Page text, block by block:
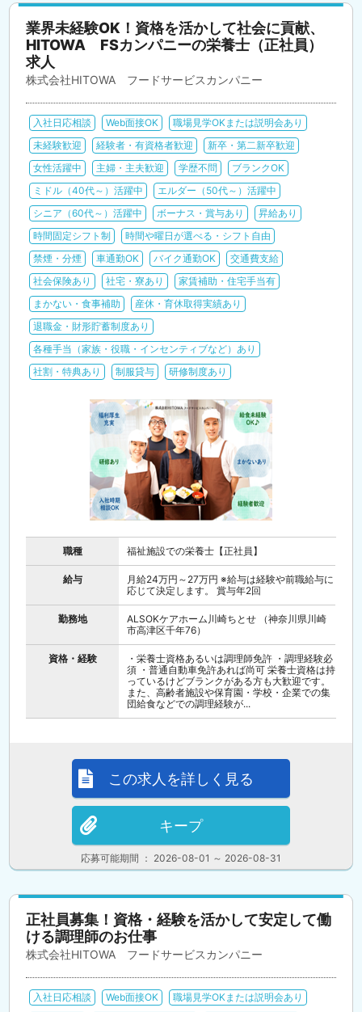
業界未経験OK！資格を活かして社会に貢献、
HITOWA FSカンパニーの栄養士（正社員）
求人
株式会社HITOWA フードサービスカンパニー
入社日応相談 Web面接OK
職場見学OKまたは説明会あり
未経験歓迎
経験者・有資格者歓迎
新卒・第二新卒歓迎
女性活躍中
主婦・主夫歓迎 学歴不問
ブランクOK
ミドル（40代～）活躍中
エルダー（50代～）活躍中
シニア（60代～）活躍中
ボーナス・賞与あり
昇給あり
時間固定シフト制
時間や曜日が選べる・シフト自由
禁煙・分煙
車通勤OK バイク通勤OK
交通費支給
社会保険あり
社宅・寮あり
家賃補助・住宅手当有
まかない・食事補助
産休・育休取得実績あり
退職金・財形貯蓄制度あり
各種手当（家族・役職・インセンティブなど）あり
社割・特典あり
制服貸与 研修制度あり
職種 福祉施設での栄養士【正社員】
給与
月給24万円～27万円 ※給与は経験や前職給与に
応じて決定します。 賞与年2回
勤務地
ALSOKケアホーム川崎ちとせ （神奈川県川崎
市高津区千年76）
資格・経験
・栄養士資格あるいは調理師免許 ・調理経験必
須 ・普通自動車免許あれば尚可 栄養士資格は持
っているけどブランクがある方も大歓迎です。
また、高齢者施設や保育園・学校・企業での集
団給食などでの調理経験が...
応募可能期間 ： 2026-08-01 ～ 2026-08-31
この求人を詳しく見る
キープ
正社員募集！資格・経験を活かして安定して働
ける調理師のお仕事
株式会社HITOWA フードサービスカンパニー
入社日応相談 Web面接OK
職場見学OKまたは説明会あり